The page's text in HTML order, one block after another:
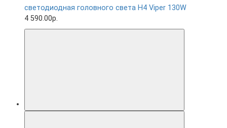
светодиодная головного света H4 Viper 130W
4 590.00р.